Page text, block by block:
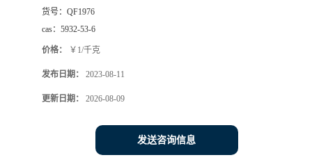
货号： QF1976
cas： 5932-53-6
价格： ￥1/千克
发布日期： 2023-08-11
更新日期： 2026-08-09
发送咨询信息